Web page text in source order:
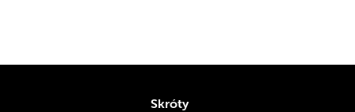
Skróty